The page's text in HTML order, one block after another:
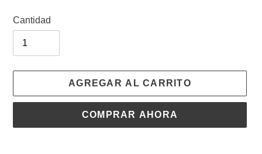
Cantidad
AGREGAR AL CARRITO
COMPRAR AHORA